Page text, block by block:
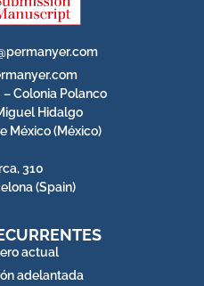
Colonia Polanco
Hidalgo
México (México)
310
(Spain)
actual
adelantada